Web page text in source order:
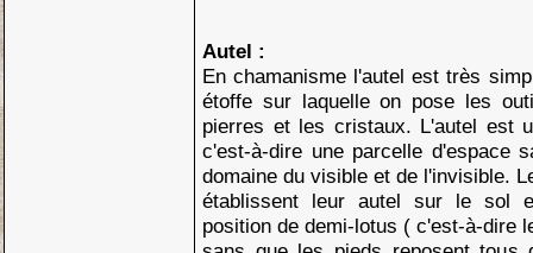
Autel :
En chamanisme l'autel est très
étoffe sur laquelle on pose les
pierres et les cristaux. L'autel est
c'est-à-dire une parcelle d'espace
domaine du visible et de l'invisible.
établissent leur autel sur le sol
position de demi-lotus ( c'est-à-dire